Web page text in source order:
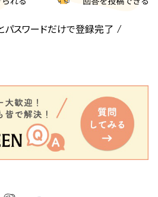
パスワードだけで登録完了